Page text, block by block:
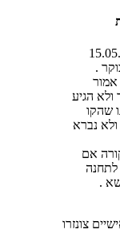
היום ה 15.05.2026
בשעה 8 בבוקר .
אמור
אך ולא הגיע
שהקו
נברא
אם
לתחנה
.
צונזרו